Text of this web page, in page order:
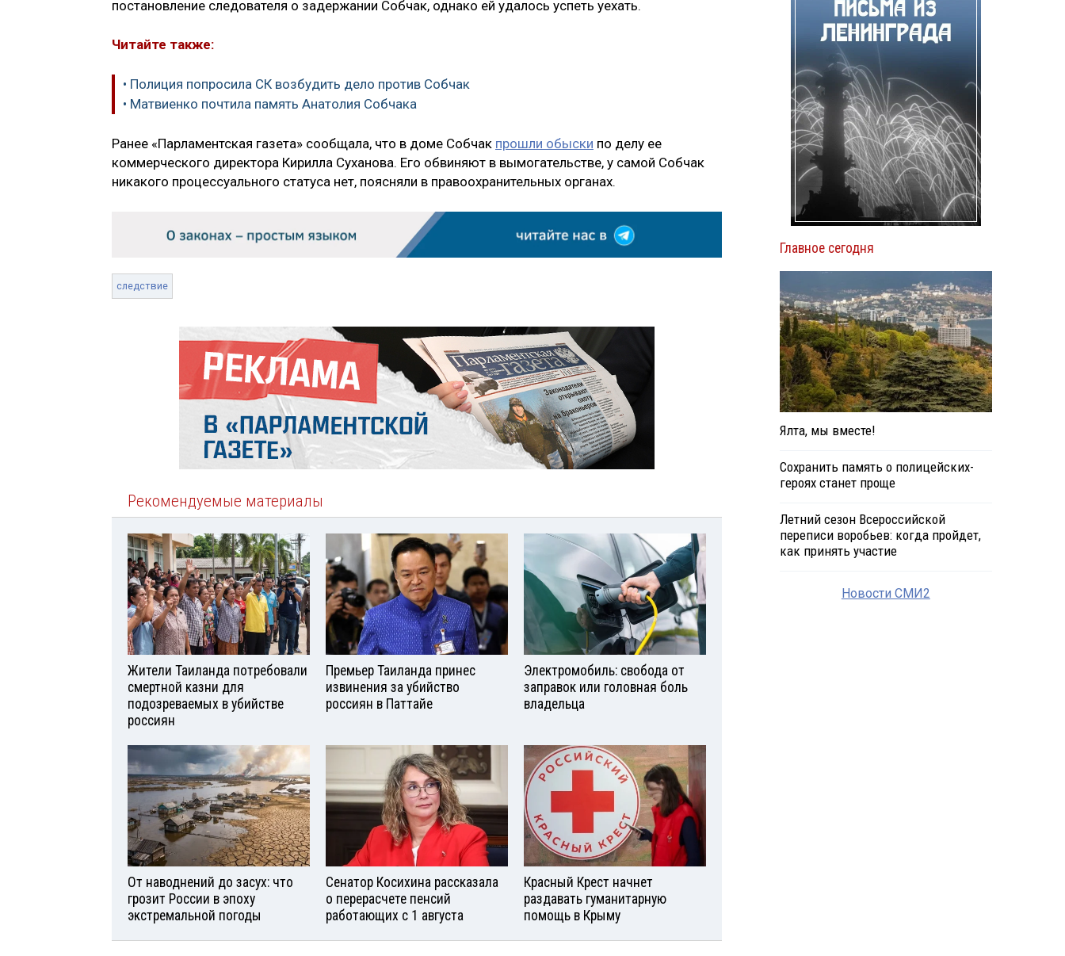
постановление следователя о задержании Собчак, однако ей удалось успеть уехать.
Читайте также:
• Полиция попросила СК возбудить дело против Собчак
• Матвиенко почтила память Анатолия Собчака
Ранее «Парламентская газета» сообщала, что в доме Собчак прошли обыски по делу ее
коммерческого директора Кирилла Суханова. Его обвиняют в вымогательстве, у самой Собчак
никакого процессуального статуса нет, поясняли в правоохранительных органах.
следствие
Рекомендуемые материалы
Жители Таиланда потребовали
смертной казни для
подозреваемых в убийстве
россиян
Премьер Таиланда принес
извинения за убийство
россиян в Паттайе
Электромобиль: свобода от
заправок или головная боль
владельца
От наводнений до засух: что
грозит России в эпоху
экстремальной погоды
Сенатор Косихина рассказала
о перерасчете пенсий
работающих с 1 августа
Красный Крест начнет
раздавать гуманитарную
помощь в Крыму
Главное сегодня
Ялта, мы вместе!
Сохранить память о полицейских-
героях станет проще
Летний сезон Всероссийской
переписи воробьев: когда пройдет,
как принять участие
Новости СМИ2